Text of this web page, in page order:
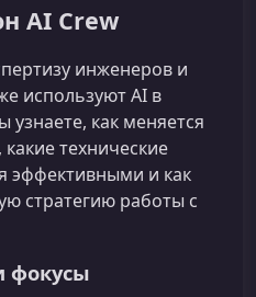
AI Crew
инженеров и
используют AI в
узнаете, как меняется
технические
эффективными и как
стратегию работы с
фокусы